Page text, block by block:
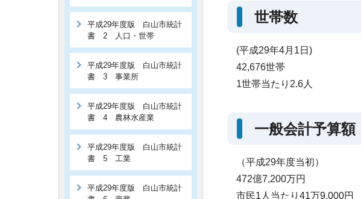
世帯数
(平成29年4月1日)
42,676世帯
1世帯当たり2.6人
一般会計予算額
（平成29年度当初）
472億7,200万円
市民1人当たり41万9,000円
平成29年度版 白山市統計
書 2 人口・世帯
平成29年度版 白山市統計
書 3 事業所
平成29年度版 白山市統計
書 4 農林水産業
平成29年度版 白山市統計
書 5 工業
平成29年度版 白山市統計